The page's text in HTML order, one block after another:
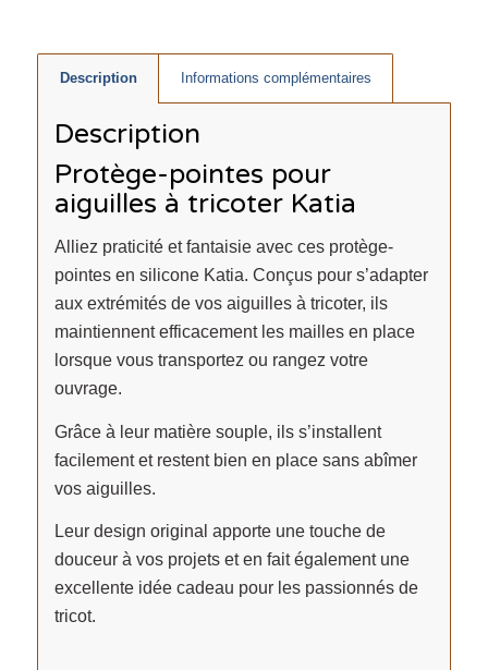
Description Informations complémentaires
Description
Protège-pointes pour
aiguilles à tricoter Katia
Alliez praticité et fantaisie avec ces protège-
pointes en silicone Katia. Conçus pour s’adapter
aux extrémités de vos aiguilles à tricoter, ils
maintiennent efficacement les mailles en place
lorsque vous transportez ou rangez votre
ouvrage.
Grâce à leur matière souple, ils s’installent
facilement et restent bien en place sans abîmer
vos aiguilles.
Leur design original apporte une touche de
douceur à vos projets et en fait également une
excellente idée cadeau pour les passionnés de
tricot.